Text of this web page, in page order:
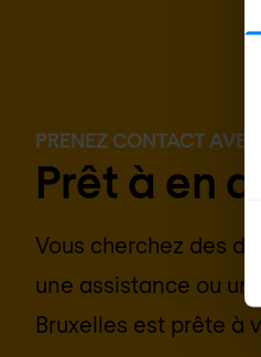
PRENEZ CONTACT
Prêt à en
Vous cherchez des
une assistance ou
Bruxelles est prête à